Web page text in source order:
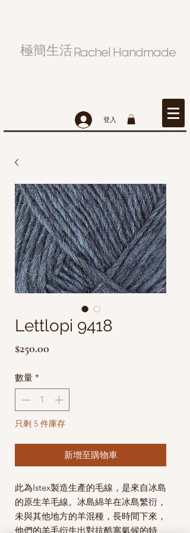
極簡生活Rachel Handmade
登入
Lettlopi 9418
$250.00
數量 *
只剩 5 件庫存
新增至購物車
此為Istex製造生產的毛線，是來自冰島
的原生羊毛線。 冰島綿羊在冰島繁衍，
未與其他地方的羊混種，長時間下來，
他們的羊毛衍生出對抗酷寒氣候的特